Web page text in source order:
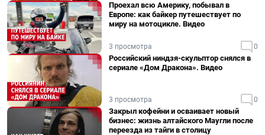
Проехал всю Америку, побывал в
Европе: как байкер путешествует по
миру на мотоцикле. Видео
3 просмотра 0
Российский ниндзя-скульптор снялся в
сериале «Дом Дракона». Видео
3 просмотра 0
Закрыл кофейни и осваивает новый
бизнес: жизнь алтайского Маугли после
переезда из тайги в столицу